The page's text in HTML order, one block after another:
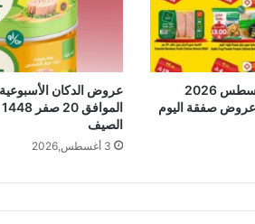
عروض الدكان اليوم 6 أغسطس 2026
الصيف
3 أغسطس,2026